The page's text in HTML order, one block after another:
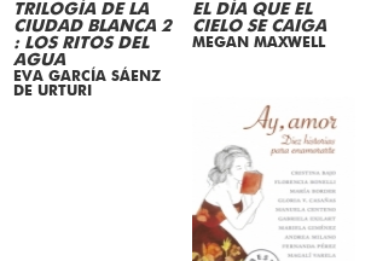
TRILOGÍA DE LA
CIUDAD BLANCA 2
: LOS RITOS DEL
AGUA
EVA GARCÍA SÁENZ
DE URTURI
EL DÍA QUE EL
CIELO SE CAIGA
MEGAN MAXWELL